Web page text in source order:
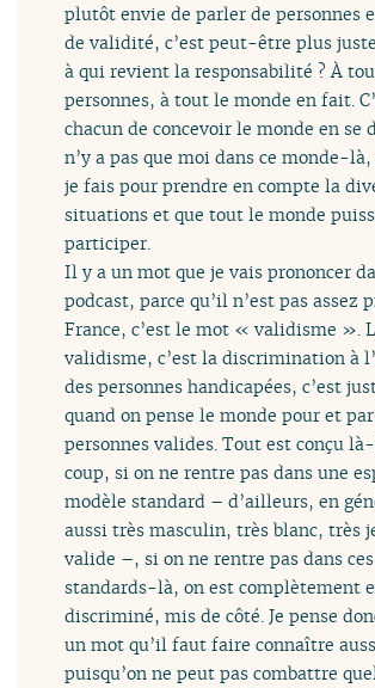
plutôt envie de parler de personnes
de validité, c’est peut-être plus
à qui revient la responsabilité ? À
personnes, à tout le monde en fait.
chacun de concevoir le monde en se
n’y a pas que moi dans ce monde-
je fais pour prendre en compte la
situations et que tout le monde
participer.
Il y a un mot que je vais prononcer
podcast, parce qu’il n’est pas assez
France, c’est le mot « validisme ».
validisme, c’est la discrimination à
des personnes handicapées, c’est
quand on pense le monde pour et
personnes valides. Tout est conçu
coup, si on ne rentre pas dans une
modèle standard – d’ailleurs, en
aussi très masculin, très blanc, très
valide –, si on ne rentre pas dans ces
standards-là, on est complètement
discriminé, mis de côté. Je pense
un mot qu’il faut faire connaître
puisqu’on ne peut pas combattre